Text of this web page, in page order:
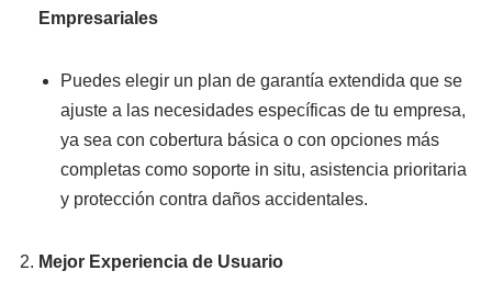
Empresariales
Puedes elegir un plan de garantía extendida que se
ajuste a las necesidades específicas de tu empresa,
ya sea con cobertura básica o con opciones más
completas como soporte in situ, asistencia prioritaria
y protección contra daños accidentales.
Mejor Experiencia de Usuario